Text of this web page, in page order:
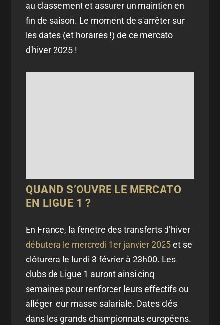
au classement et assurer un maintien en
fin de saison. Le moment de s'arrêter sur
les dates (et horaires !) de ce mercato
d'hiver 2025 !
QUAND S’OUVRE LE MERCATO
EN LIGUE 1 ?
En France, la fenêtre des transferts d’hiver
débutera le mercredi 1er janvier 2025et se
clôturera le lundi 3 février à 23h00. Les
clubs de Ligue 1 auront ainsi cinq
semaines pour renforcer leurs effectifs ou
alléger leur masse salariale. Dates clés
dans les grands championnats européens.